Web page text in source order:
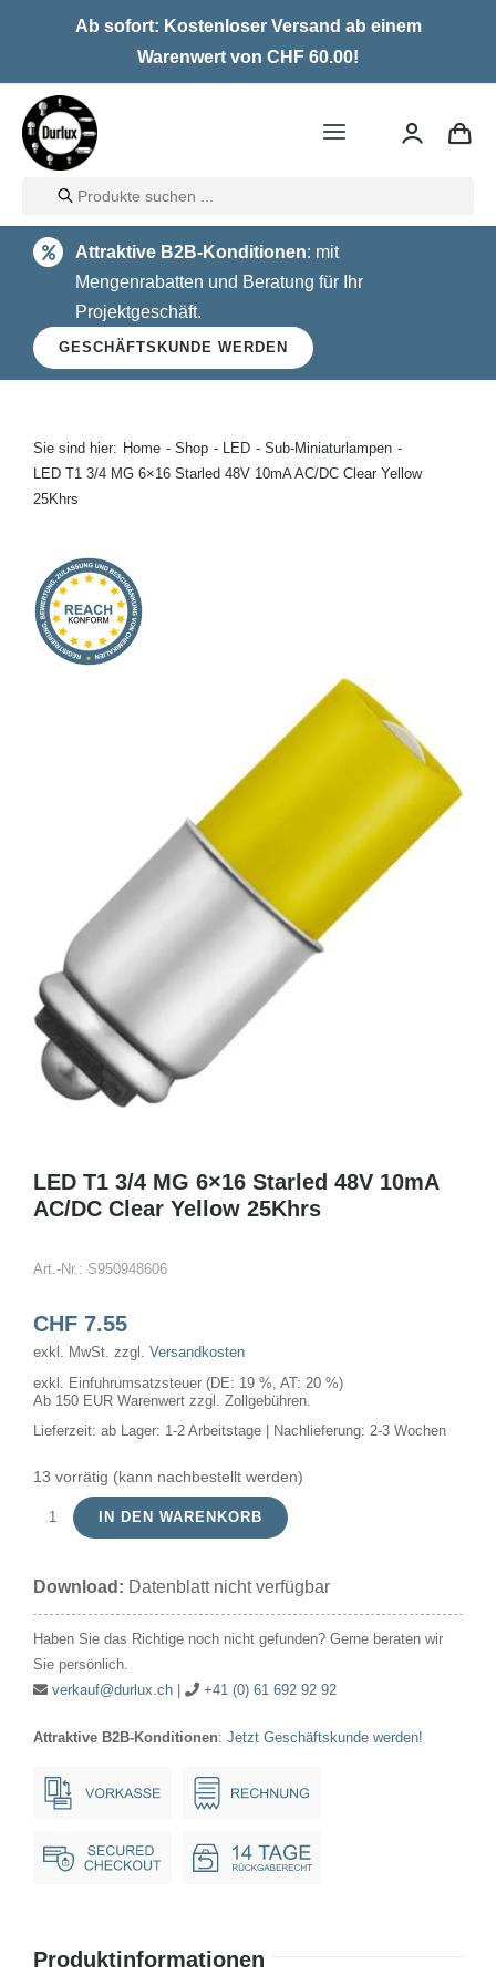
Ab sofort: Kostenloser Versand ab einem
Warenwert von CHF 60.00!
Toggle
Home
LED
Halogen
Glühlampen
Kontakt
Products
search
Attraktive B2B-Konditionen: mit
Mengenrabatten und Beratung für Ihr
Projektgeschäft.
GESCHÄFTSKUNDE WERDEN
Sie sind hier: Home Shop LED
Sub-Miniaturlampen
LED T1 3/4 MG 6×16 Starled 48V 10mA AC/DC Clear Yellow
25Khrs
LED T1 3/4 MG 6×16 Starled 48V 10mA
AC/DC Clear Yellow 25Khrs
Art.-Nr.: S950948606
CHF7.55
exkl. MwSt. zzgl. Versandkosten
exkl. Einfuhrumsatzsteuer (DE: 19 %, AT: 20 %)
Ab 150 EUR Warenwert zzgl. Zollgebühren.
Lieferzeit: ab Lager: 1-2 Arbeitstage | Nachlieferung: 2-3 Wochen
13 vorrätig (kann nachbestellt werden)
LED
3/4
6x16
Starled
10mA
AC/DC
Clear
25Khrs
IN DEN WARENKORB
Download: Datenblatt nicht verfügbar
Haben Sie das Richtige noch nicht gefunden? Gerne beraten wir
Sie persönlich.
verkauf@durlux.ch| +41 (0) 61 692 92 92
Attraktive B2B-Konditionen: Jetzt Geschäftskunde werden!
Produktinformationen